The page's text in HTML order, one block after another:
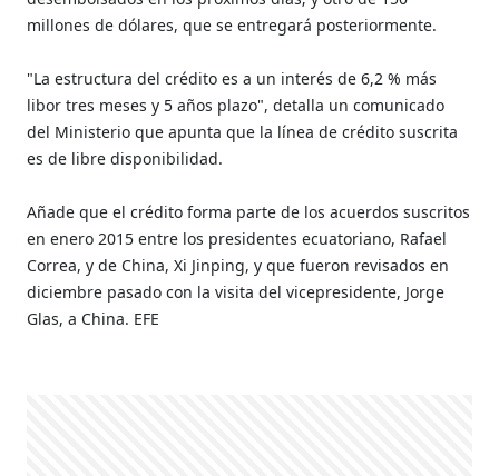
millones de dólares, que se entregará posteriormente.
"La estructura del crédito es a un interés de 6,2 % más
libor tres meses y 5 años plazo", detalla un comunicado
del Ministerio que apunta que la línea de crédito suscrita
es de libre disponibilidad.
Añade que el crédito forma parte de los acuerdos suscritos
en enero 2015 entre los presidentes ecuatoriano, Rafael
Correa, y de China, Xi Jinping, y que fueron revisados en
diciembre pasado con la visita del vicepresidente, Jorge
Glas, a China. EFE